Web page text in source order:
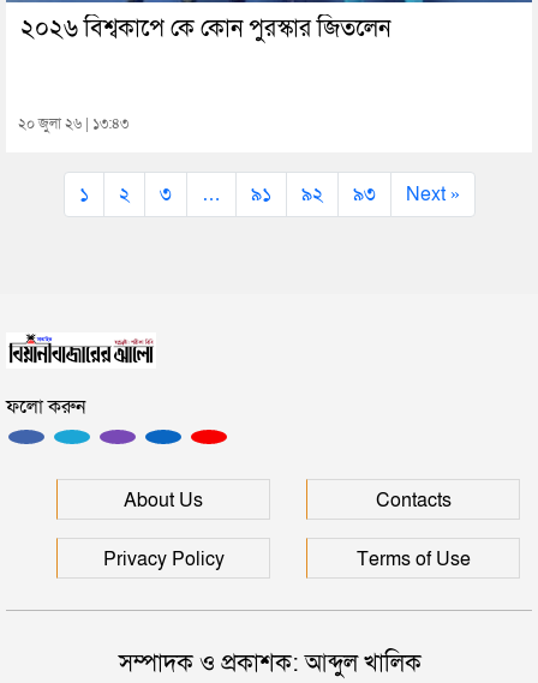
২০২৬ বিশ্বকাপে কে কোন পুরস্কার জিতলেন
২০ জুলা ২৬ | ১৩:৪৩
১ ২ ৩ … ৯১ ৯২ ৯৩ Next »
ফলো করুন
About Us Contacts
Privacy Policy Terms of Use
সম্পাদক ও প্রকাশক: আব্দুল খালিক